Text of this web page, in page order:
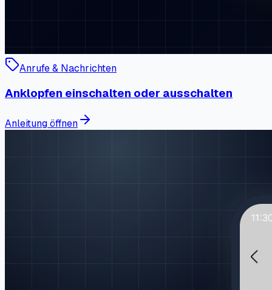
Anrufe & Nachrichten
Anklopfen einschalten oder ausschalten
Anleitung öffnen